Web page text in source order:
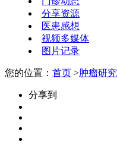
分享资源
医患感想
视频多媒体
图片记录
您的位置： 首页 >肿瘤研究
分享到